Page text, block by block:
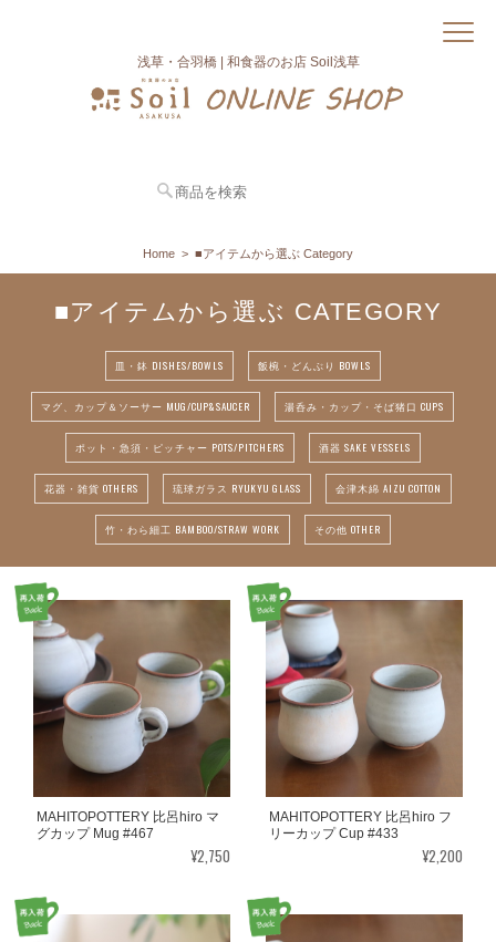
浅草・合羽橋 | 和食器のお店 Soil浅草
Home ■アイテムから選ぶ Category
■アイテムから選ぶ CATEGORY
皿・鉢 DISHES/BOWLS 飯椀・どんぶり BOWLS
マグ、カップ＆ソーサー MUG/CUP&SAUCER 湯呑み・カップ・そば猪口 CUPS
ポット・急須・ピッチャー POTS/PITCHERS 酒器 SAKE VESSELS
花器・雑貨 OTHERS 琉球ガラス RYUKYU GLASS 会津木綿 AIZU COTTON
竹・わら細工 BAMBOO/STRAW WORK その他 OTHER
MAHITOPOTTERY 比呂hiro マ
グカップ Mug #467
¥2,750
MAHITOPOTTERY 比呂hiro フ
リーカップ Cup #433
¥2,200